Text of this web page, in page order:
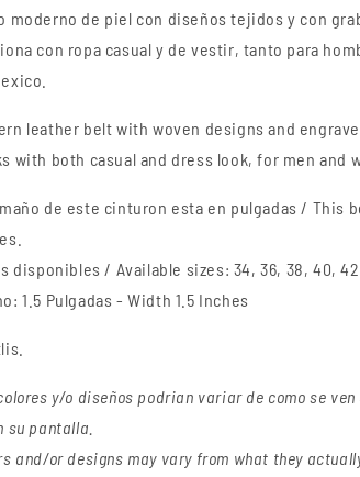
moderno de piel con diseños tejidos y con
con ropa casual y de vestir, tanto para
leather belt with woven designs and
with both casual and dress look, for men and
de este cinturon esta en pulgadas / This
disponibles / Available sizes: 34, 36, 38, 40,
1.5 Pulgadas - Width 1.5 Inches
y/o diseños podrian variar de como se
su pantalla.
and/or designs may vary from what they